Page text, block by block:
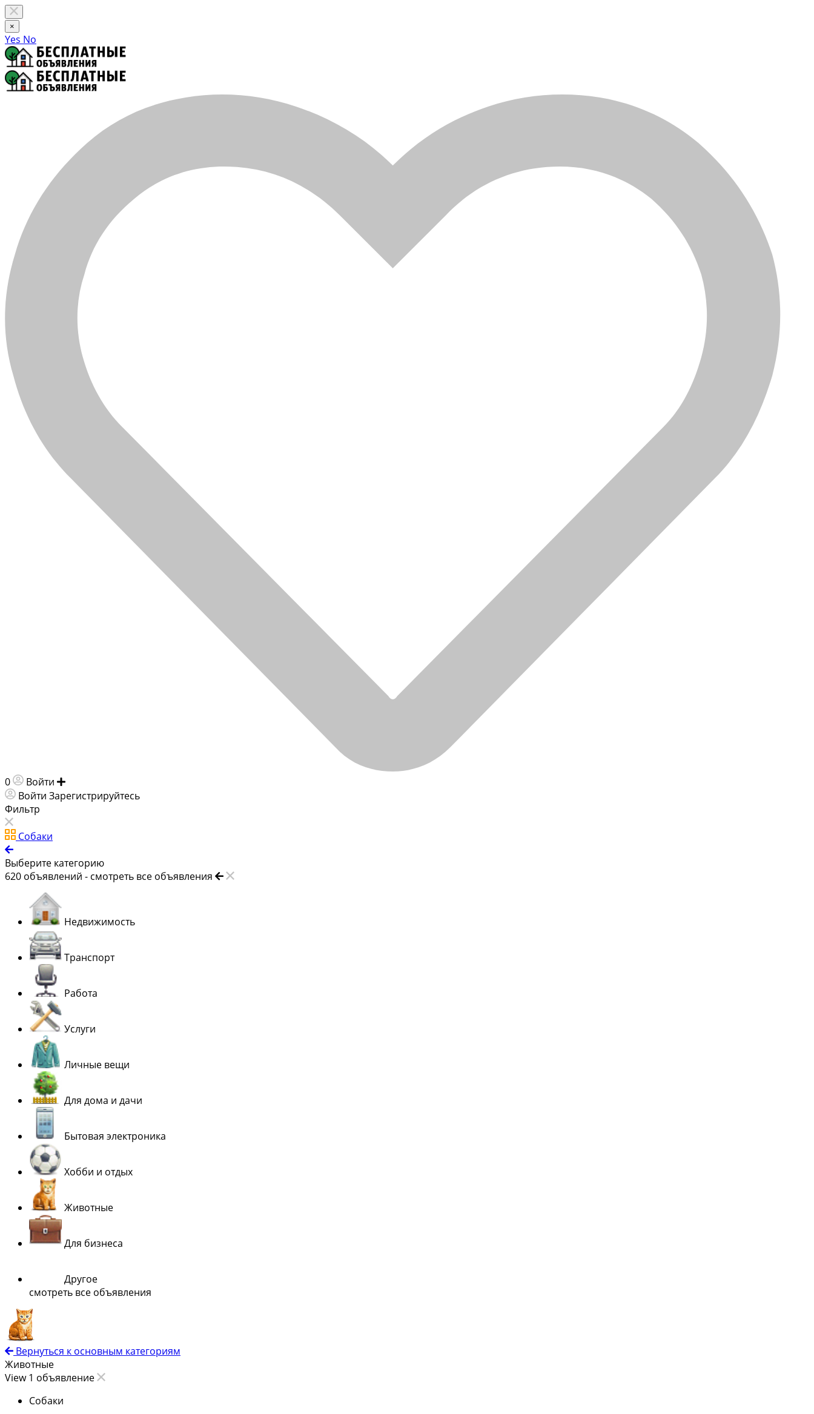
×
Yes No
0 Войти
Войти Зарегистрируйтесь
Фильтр
Собаки
Выберите категорию
620 объявлений - смотреть все объявления
Недвижимость
Транспорт
Работа
Услуги
Личные вещи
Для дома и дачи
Бытовая электроника
Хобби и отдых
Животные
Для бизнеса
Другое
смотреть все объявления
Вернуться к основным категориям
Животные
View 1 объявление
Собаки